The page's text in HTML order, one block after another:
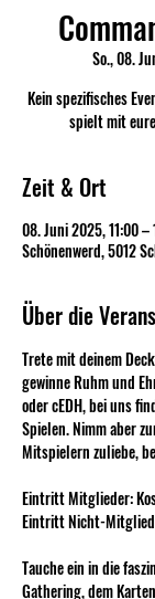
So., 08.
Kein spezifisches
spielt mit
Zeit & Ort
08. Juni 2025, 11:00 –
Schönenwerd, 5012
Über die
Trete mit deinem
gewinne Ruhm und
oder cEDH, bei uns
Spielen. Nimm aber
Mitspielern zuliebe,
Eintritt Mitglieder:
Eintritt Nicht-
Tauche ein in die
Gathering, dem